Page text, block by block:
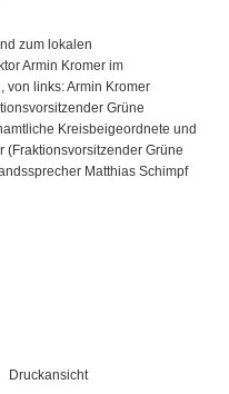
zum lokalen
Armin Kromer im
von links: Armin Kromer
Grüne
Kreisbeigeordnete und
(Fraktionsvorsitzender Grüne
Matthias Schimpf
Druckansicht